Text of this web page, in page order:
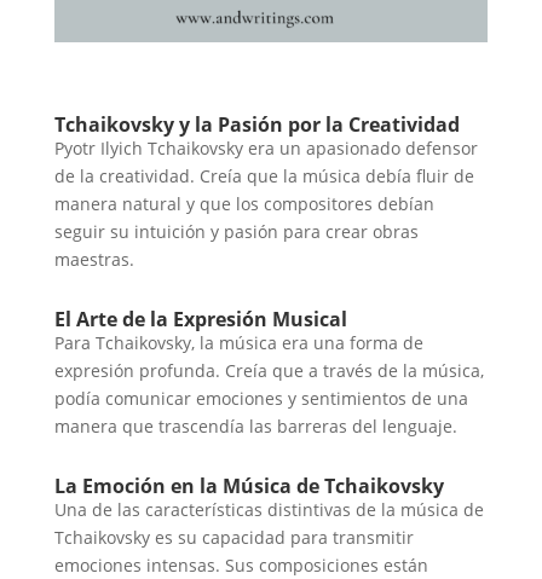
Tchaikovsky y la Pasión por la Creatividad
Pyotr Ilyich Tchaikovsky era un apasionado defensor
de la creatividad. Creía que la música debía fluir de
manera natural y que los compositores debían
seguir su intuición y pasión para crear obras
maestras.
El Arte de la Expresión Musical
Para Tchaikovsky, la música era una forma de
expresión profunda. Creía que a través de la música,
podía comunicar emociones y sentimientos de una
manera que trascendía las barreras del lenguaje.
La Emoción en la Música de Tchaikovsky
Una de las características distintivas de la música de
Tchaikovsky es su capacidad para transmitir
emociones intensas. Sus composiciones están